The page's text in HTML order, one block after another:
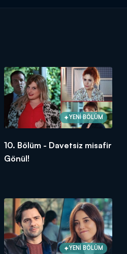
YENİ BÖLÜM
10. Bölüm - Davetsiz misafir
Gönül!
YENİ BÖLÜM